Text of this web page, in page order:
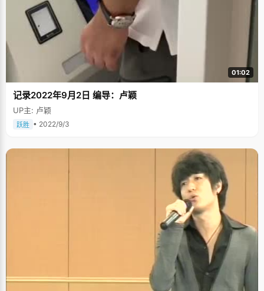
01:02
记录2022年9月2日 编导：卢颖
UP主: 卢颖
跃胜 • 2022/9/3